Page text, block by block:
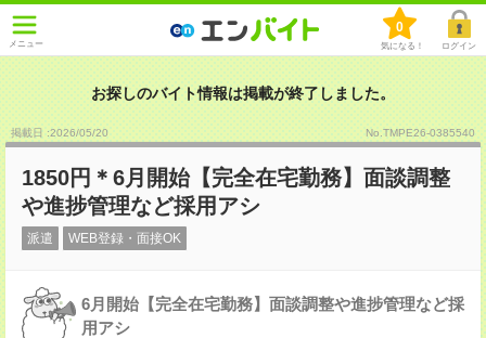
メニュー
0
気になる！ ログイン
お探しのバイト情報は掲載が終了しました。
掲載日 :2026/05/20 No.TMPE26-0385540
1850円＊6月開始【完全在宅勤務】面談調整
や進捗管理など採用アシ
派遣 WEB登録・面接OK
6月開始【完全在宅勤務】面談調整や進捗管理など採
用アシ